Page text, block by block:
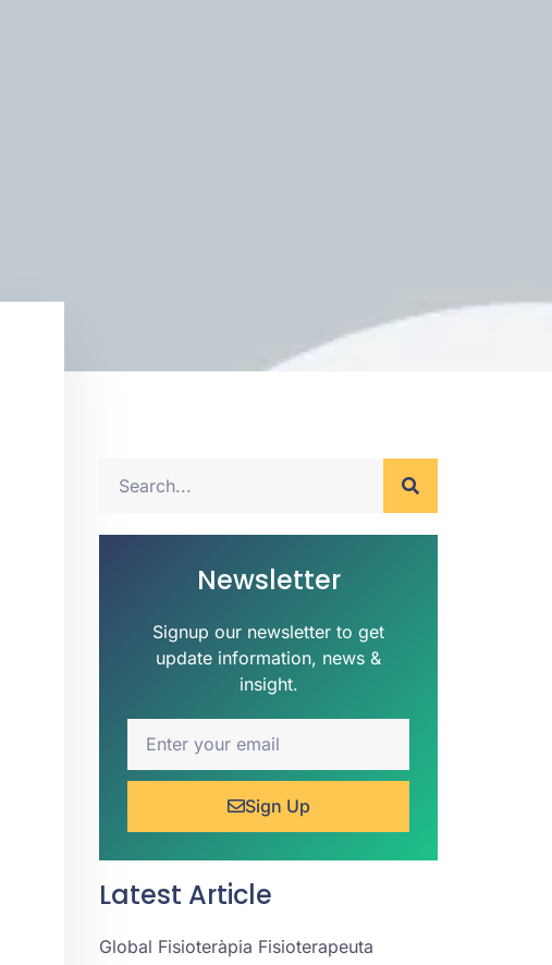
Newsletter
Signup our newsletter to get
update information, news &
insight.
Sign Up
Latest Article
Global Fisioteràpia Fisioterapeuta